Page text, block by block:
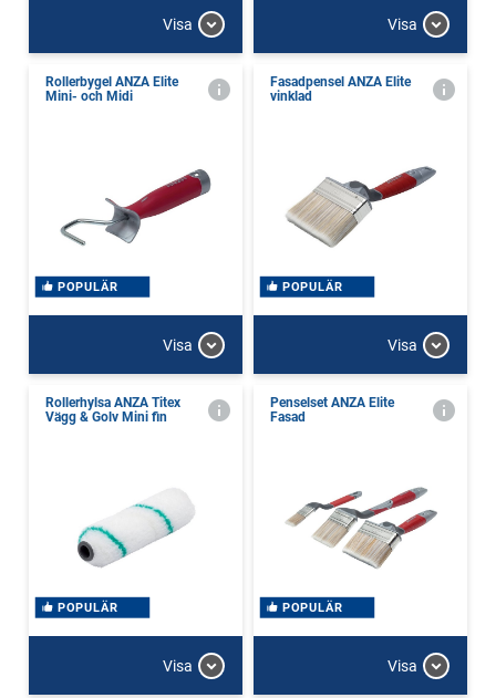
Visa Visa
Rollerbygel ANZA Elite
Mini- och Midi
POPULÄR
Visa
Fasadpensel ANZA Elite
vinklad
POPULÄR
Visa
Rollerhylsa ANZA Titex
Vägg & Golv Mini fin
POPULÄR
Visa
Penselset ANZA Elite
Fasad
POPULÄR
Visa